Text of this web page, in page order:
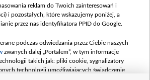
900 000 000,00 PLN
umowy: LUTY 2026 (wpłata
mln, 7 maja 180 mln, 8
mln)
250 000 000,00 PLN
reklam do Twoich zainteresowań i
i pozostałych, które wskazujemy poniżej, a
przez nas identyfikatora PPID do Google.
podczas odwiedzania przez Ciebie naszych
zwanych dalej „Portalem”, w tym informacje
takich jak: pliki cookie, sygnalizatory
technologii umożliwiających świadczenie